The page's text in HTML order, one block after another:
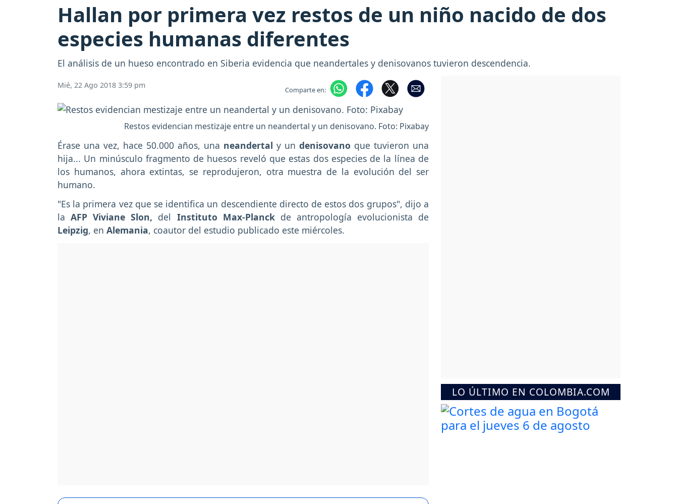
Hallan por primera vez restos de un niño nacido de dos
especies humanas diferentes
El análisis de un hueso encontrado en Siberia evidencia que neandertales y denisovanos tuvieron descendencia.
Mié, 22 Ago 2018 3:59 pm Comparte en:
Restos evidencian mestizaje entre un neandertal y un denisovano. Foto: Pixabay
Érase una vez, hace 50.000 años, una neandertal y un denisovano que tuvieron una
hija... Un minúsculo fragmento de huesos reveló que estas dos especies de la línea de
los humanos, ahora extintas, se reprodujeron, otra muestra de la evolución del ser
humano.
"Es la primera vez que se identifica un descendiente directo de estos dos grupos", dijo a
laAFP Viviane Slon, del Instituto Max-Planckde antropología evolucionista de
Leipzig, en Alemania, coautor del estudio publicado este miércoles.
LO ÚLTIMO EN COLOMBIA.COM